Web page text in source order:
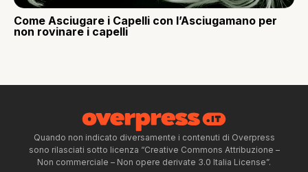
Come Asciugare i Capelli con l’Asciugamano per
non rovinare i capelli
Quando non indicato diversamente i contenuti di Overpress
sono rilasciati sotto licenza “Creative Commons Attribuzione –
Non commerciale – Non opere derivate 3.0 Italia License”.